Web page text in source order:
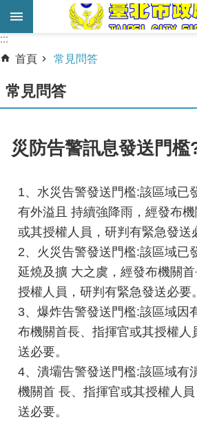
跳到主要內容區塊
進
搜
尋
業
務
務
機
關
簡
介
導
教
育
下
載
專
:::
:::
首頁
常見問答
常見問答
災防告警訊息發送門檻
1、水災告警發送門檻:該區域已
有外溢且 持續強降雨，經發布
或其授權人員，研判有緊急發送
2、火災告警發送門檻:該區域已
延燒及擴 大之虞，經發布機關
授權人員，研判有緊急發送必要。
3、爆炸告警發送門檻:該區域因
布機關首長、指揮官或其授權人
送必要。
4、潰壩告警發送門檻:該區域有
機關首 長、指揮官或其授權人
送必要。